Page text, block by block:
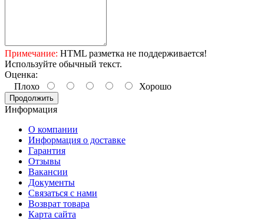
Примечание: HTML разметка не поддерживается!
Используйте обычный текст.
Оценка:
Плохо
Хорошо
Продолжить
Информация
О компании
Информация о доставке
Гарантия
Отзывы
Вакансии
Документы
Связаться с нами
Возврат товара
Карта сайта